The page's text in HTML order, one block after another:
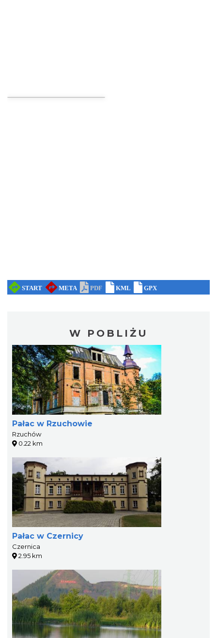
W POBLIŻU
Pałac w Rzuchowie
Rzuchów
0.22 km
Pałac w Czernicy
Czernica
2.95 km